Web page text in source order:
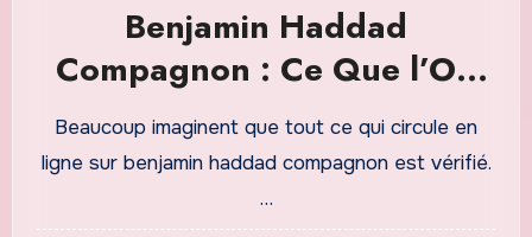
Benjamin Haddad
Compagnon : Ce Que l’On
Sait Réellement
Beaucoup imaginent que tout ce qui circule en
ligne sur benjamin haddad compagnon est vérifié.
…